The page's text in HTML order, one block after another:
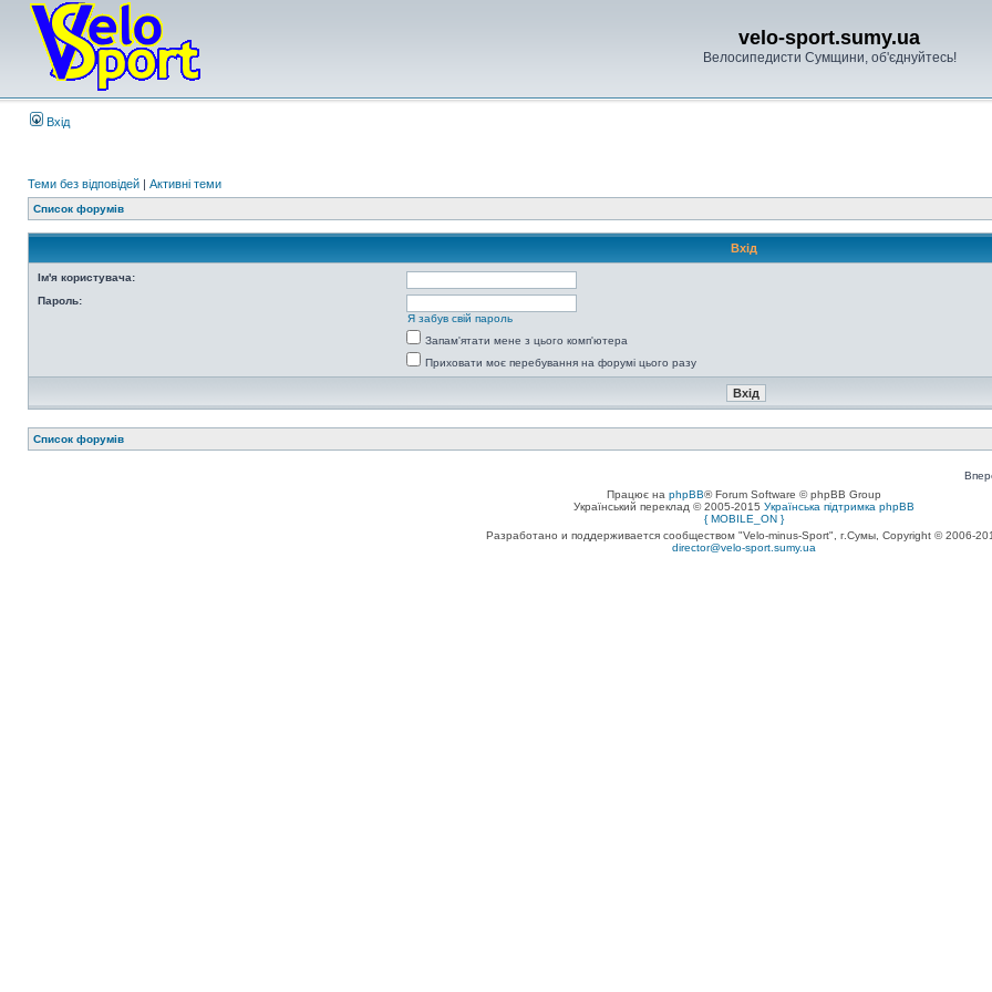
velo-sport.sumy.ua
Велосипедисти Сумщини, об'єднуйтесь!
Вхід
Теми без відповідей | Активні теми
Список форумів
Вхід
Ім'я користувача:
Пароль:
Я забув свій пароль
Запам'ятати мене з цього комп'ютера
Приховати моє перебування на форумі цього разу
Список форумів
Працює на phpBB® Forum Software © phpBB Group
Український переклад © 2005-2015 Українська підтримка phpBB
{ MOBILE_ON }
Разработано и поддерживается сообществом "Velo-minus-Sport", г.Сумы, Copyright © 2006-
director@velo-sport.sumy.ua